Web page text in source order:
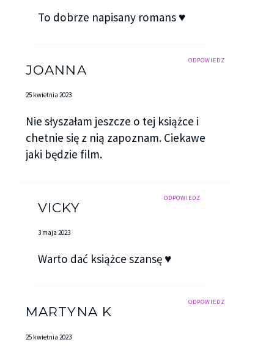
To dobrze napisany romans ♥
ODPOWIEDZ
JOANNA
25 kwietnia 2023
Nie słyszałam jeszcze o tej książce i
chetnie się z nią zapoznam. Ciekawe
jaki będzie film.
ODPOWIEDZ
VICKY
3 maja 2023
Warto dać książce szansę ♥
ODPOWIEDZ
MARTYNA K
25 kwietnia 2023